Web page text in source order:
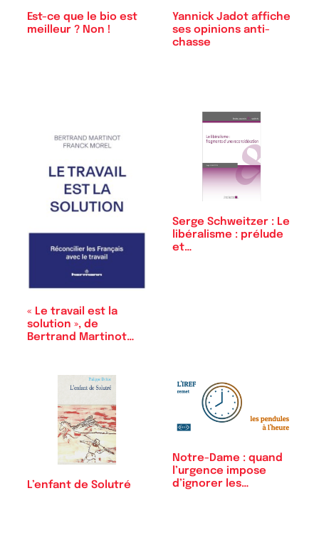
Est-ce que le bio est
meilleur ? Non !
Yannick Jadot affiche
ses opinions anti-
chasse
« Le travail est la
solution », de
Bertrand Martinot…
Serge Schweitzer : Le
libéralisme : prélude
et…
L’enfant de Solutré
Notre-Dame : quand
l’urgence impose
d’ignorer les…